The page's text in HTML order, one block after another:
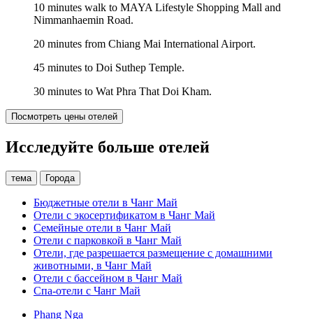
10 minutes walk to MAYA Lifestyle Shopping Mall and
Nimmanhaemin Road.
20 minutes from Chiang Mai International Airport.
45 minutes to Doi Suthep Temple.
30 minutes to Wat Phra That Doi Kham.
Посмотреть цены отелей
Исследуйте больше отелей
тема Города
Бюджетные отели в Чанг Май
Отели с экосертификатом в Чанг Май
Семейные отели в Чанг Май
Отели с парковкой в Чанг Май
Отели, где разрешается размещение с домашними
животными, в Чанг Май
Отели с бассейном в Чанг Май
Спа-отели с Чанг Май
Phang Nga